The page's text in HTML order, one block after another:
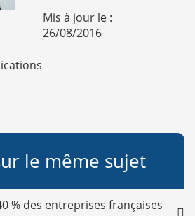
Mis à jour le :
26/08/2016
le même sujet
% des entreprises françaises